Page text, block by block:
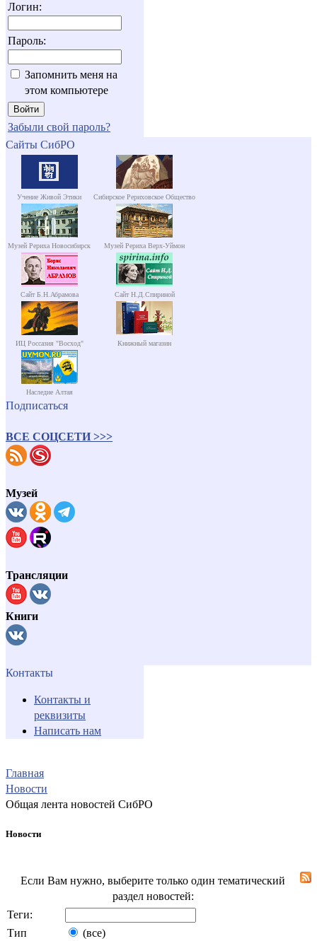
Логин:
Пароль:
Запомнить меня на
этом компьютере
Забыли свой пароль?
Сайты СибРО
Учение Живой Этики Сибирское Рериховское Общество
Музей Рериха Новосибирск Музей Рериха Верх-Уймон
Сайт Б.Н.Абрамова Сайт Н.Д.Спириной
ИЦ Россазия "Восход" Книжный магазин
Наследие Алтая
Подписаться
ВСЕ СОЦСЕТИ >>>
Музей
Трансляции
Книги
Контакты
Контакты и
реквизиты
Написать нам
Главная
Новости
Общая лента новостей СибРО
Новости
Если Вам нужно, выберите только один тематический
раздел новостей:
Теги:
Тип
(все)